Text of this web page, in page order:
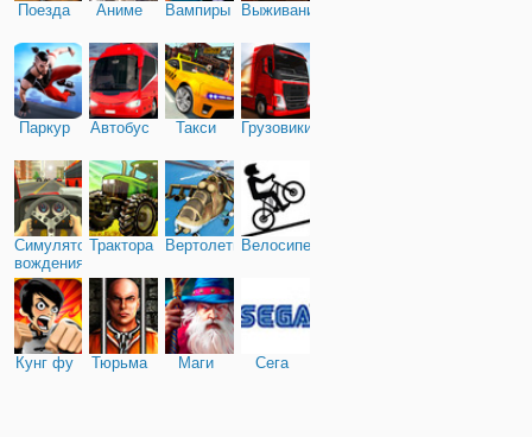
Поезда Аниме Вампиры Выживание
Паркур Автобус Такси Грузовики
Симулятор
вождения
Трактора ВертолетыВелосипед
Кунг фу Тюрьма Маги Сега